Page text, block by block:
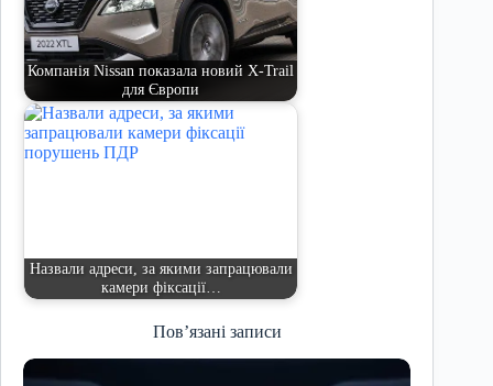
Компанія Nissan показала новий X-Trail
для Європи
Назвали адреси, за якими запрацювали
камери фіксації…
Пов’язані записи